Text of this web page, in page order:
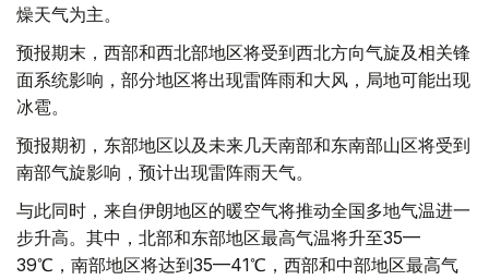
燥天气为主。
预报期末，西部和西北部地区将受到西北方向气旋及相关锋
面系统影响，部分地区将出现雷阵雨和大风，局地可能出现
冰雹。
预报期初，东部地区以及未来几天南部和东南部山区将受到
南部气旋影响，预计出现雷阵雨天气。
与此同时，来自伊朗地区的暖空气将推动全国多地气温进一
步升高。其中，北部和东部地区最高气温将升至35—
39℃，南部地区将达到35—41℃，西部和中部地区最高气